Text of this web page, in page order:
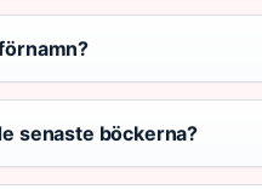
senaste böckerna?